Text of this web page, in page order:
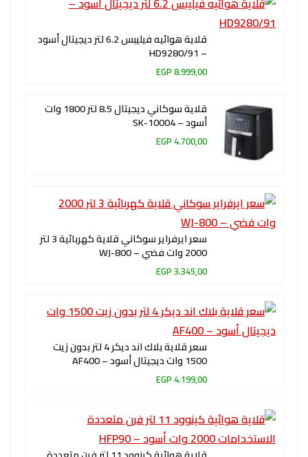
قلاية هوائيه فيليبس 6.2 لتر ديجيتال أسود
– HD9280/91
8.999,00 EGP
قلاية سوكاني ديجيتال 8.5 لتر 1800 وات
أسود – SK-10004
4.700,00 EGP
سعر ايرفراير سوكاني قلاية كهربائية 3 لتر
2000 وات فضي – WJ-800
3.345,00 EGP
سعر قلاية بلاك اند ديكر 4 لتر بدون زيت
1500 وات ديجيتال أسود – AF400
4.199,00 EGP